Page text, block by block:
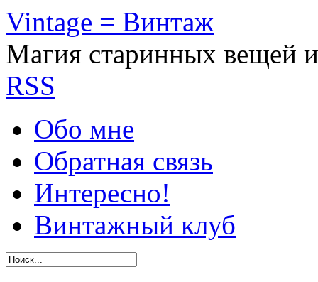
Vintage = Винтаж
Магия старинных вещей
RSS
Обо мне
Обратная связь
Интересно!
Винтажный клуб